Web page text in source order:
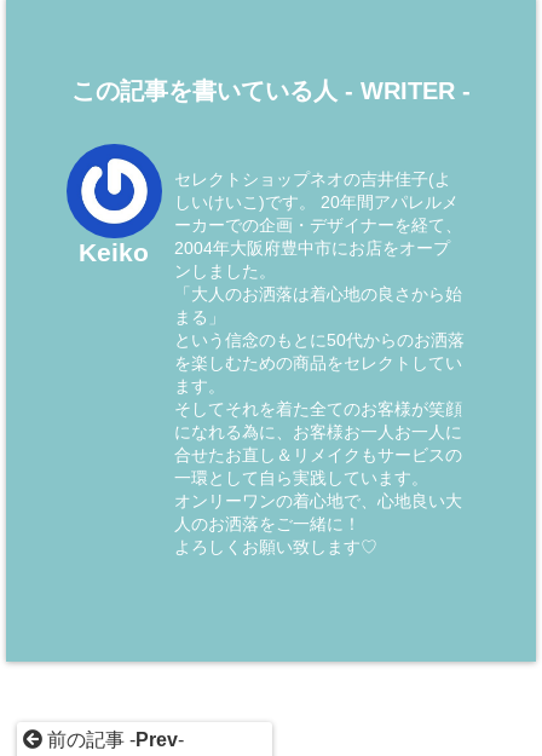
この記事を書いている人 - WRITER -
Keiko
セレクトショップネオの吉井佳子(よ
しいけいこ)です。 20年間アパレルメ
ーカーでの企画・デザイナーを経て、
2004年大阪府豊中市にお店をオープ
ンしました。
「大人のお洒落は着心地の良さから始
まる」
という信念のもとに50代からのお洒落
を楽しむための商品をセレクトしてい
ます。
そしてそれを着た全てのお客様が笑顔
になれる為に、お客様お一人お一人に
合せたお直し＆リメイクもサービスの
一環として自ら実践しています。
オンリーワンの着心地で、心地良い大
人のお洒落をご一緒に！
よろしくお願い致します♡
前の記事 -Prev-